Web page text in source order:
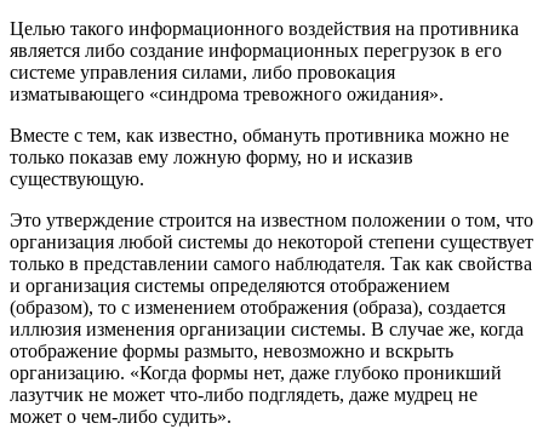
Целью такого информационного воздействия на противника
является либо создание информационных перегрузок в его
системе управления силами, либо провокация
изматывающего «синдрома тревожного ожидания».
Вместе с тем, как известно, обмануть противника можно не
только показав ему ложную форму, но и исказив
существующую.
Это утверждение строится на известном положении о том, что
организация любой системы до некоторой степени существует
только в представлении самого наблюдателя. Так как свойства
и организация системы определяются отображением
(образом), то с изменением отображения (образа), создается
иллюзия изменения организации системы. В случае же, когда
отображение формы размыто, невозможно и вскрыть
организацию. «Когда формы нет, даже глубоко проникший
лазутчик не может что-либо подглядеть, даже мудрец не
может о чем-либо судить».